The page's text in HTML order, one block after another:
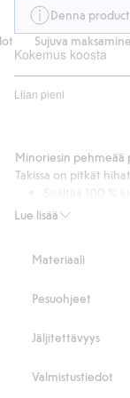
Denna
Sujuva maksaminen
Kokemus koosta
Liian pieni
/
ääneen
Lue lisää
Minoriesin pehmeää
Takissa on pitkät
Tuotenumero
Materiaali
Pesuohjeet
Jäljitettävyys
Valmistustiedot